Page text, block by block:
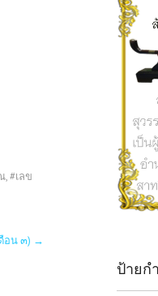
,#เลข
อน ๓) →
ป้ายก